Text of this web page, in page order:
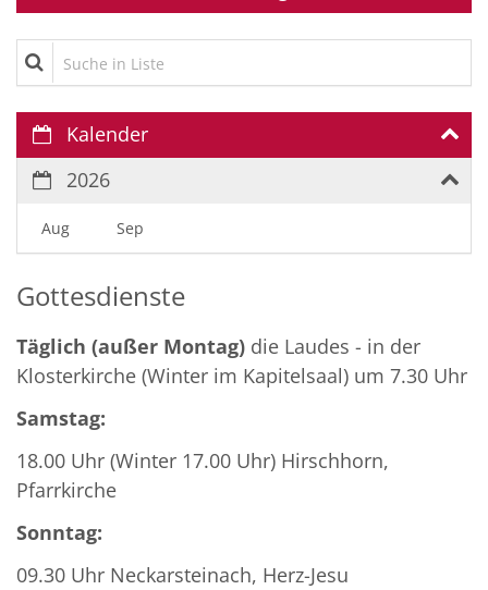
Suche in Liste
Kalender
2026
Aug Sep
Gottesdienste
Täglich (außer Montag) die Laudes - in der
Klosterkirche (Winter im Kapitelsaal) um 7.30 Uhr
Samstag:
18.00 Uhr (Winter 17.00 Uhr) Hirschhorn,
Pfarrkirche
Sonntag:
09.30 Uhr Neckarsteinach, Herz-Jesu